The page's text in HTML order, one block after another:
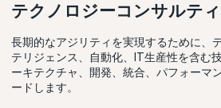
テクノロジーコンサルテ
長期的なアジリティを実現するために、
テリジェンス、自動化、IT生産性を含む
ーキテクチャ、開発、統合、パフォーマ
ードします。